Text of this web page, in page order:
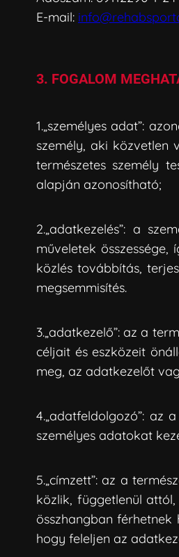
E-mail:
3. FOGALOM
1.„személyes adat”:
személy, aki közvetlen
természetes személy
alapján azonosítható;
2.„adatkezelés”: a
műveletek
közlés továbbítás,
megsemmisítés.
3.„adatkezelő”: az a
céljait és eszközeit
meg, az adatkezelőt
4.„adatfeldolgozó”: az
személyes adatokat
5.„címzett”: az a
közlik, függetlenül
összhangban
hogy feleljen az